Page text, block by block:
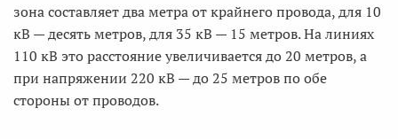
зона составляет два метра от крайнего провода, для 10
кВ — десять метров, для 35 кВ — 15 метров. На линиях
110 кВ это расстояние увеличивается до 20 метров, а
при напряжении 220 кВ — до 25 метров по обе
стороны от проводов.